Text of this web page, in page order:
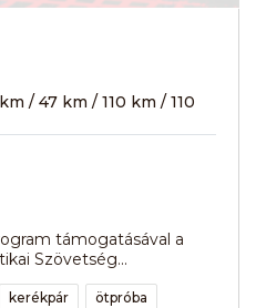
/ 47 km / 110 km / 110
támogatásával a
Szövetség...
kerékpár ötpróba